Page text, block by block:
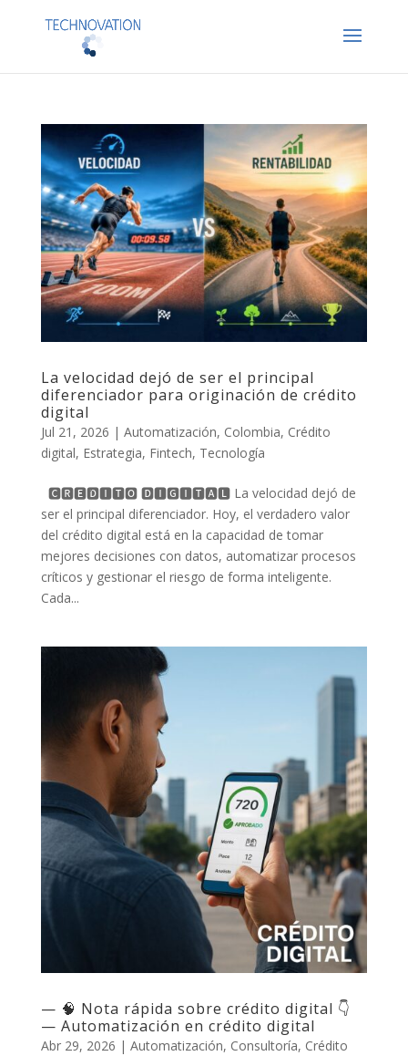
La velocidad dejó de ser el principal
diferenciador para originación de crédito
digital
Jul 21, 2026 | Automatización, Colombia, Crédito
digital, Estrategia, Fintech, Tecnología
🅲🆁🅴́🅳🅸🆃🅾 🅳🅸🅶🅸🆃🅰🅻 La velocidad dejó de
ser el principal diferenciador. Hoy, el verdadero valor
del crédito digital está en la capacidad de tomar
mejores decisiones con datos, automatizar procesos
críticos y gestionar el riesgo de forma inteligente.
Cada...
— 🧠 Nota rápida sobre crédito digital 👇
— Automatización en crédito digital
Abr 29, 2026 | Automatización, Consultoría, Crédito